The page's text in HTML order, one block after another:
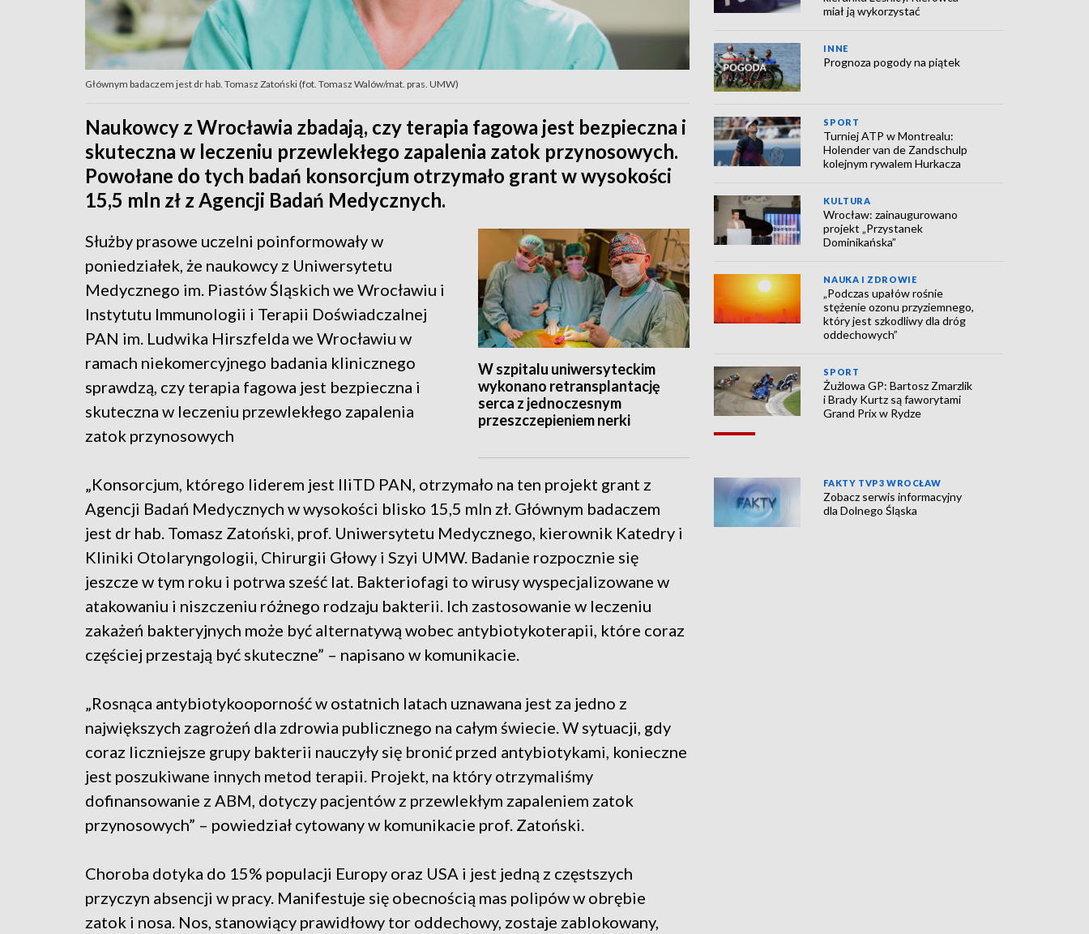
Głównym badaczem jest dr hab. Tomasz Zatoński (fot. Tomasz Walów/mat. pras. UMW)
Naukowcy z Wrocławia zbadają, czy terapia fagowa jest bezpieczna i
skuteczna w leczeniu przewlekłego zapalenia zatok przynosowych.
Powołane do tych badań konsorcjum otrzymało grant w wysokości
15,5 mln zł z Agencji Badań Medycznych.
W szpitalu uniwersyteckim
wykonano retransplantację
serca z jednoczesnym
przeszczepieniem nerki
Służby prasowe uczelni poinformowały w
poniedziałek, że naukowcy z Uniwersytetu
Medycznego im. Piastów Śląskich we Wrocławiu i
Instytutu Immunologii i Terapii Doświadczalnej
PAN im. Ludwika Hirszfelda we Wrocławiu w
ramach niekomercyjnego badania klinicznego
sprawdzą, czy terapia fagowa jest bezpieczna i
skuteczna w leczeniu przewlekłego zapalenia
zatok przynosowych
„Konsorcjum, którego liderem jest IIiTD PAN, otrzymało na ten projekt grant z
Agencji Badań Medycznych w wysokości blisko 15,5 mln zł. Głównym badaczem
jest dr hab. Tomasz Zatoński, prof. Uniwersytetu Medycznego, kierownik Katedry i
Kliniki Otolaryngologii, Chirurgii Głowy i Szyi UMW. Badanie rozpocznie się
jeszcze w tym roku i potrwa sześć lat. Bakteriofagi to wirusy wyspecjalizowane w
atakowaniu i niszczeniu różnego rodzaju bakterii. Ich zastosowanie w leczeniu
zakażeń bakteryjnych może być alternatywą wobec antybiotykoterapii, które coraz
częściej przestają być skuteczne” – napisano w komunikacie.
„Rosnąca antybiotykooporność w ostatnich latach uznawana jest za jedno z
największych zagrożeń dla zdrowia publicznego na całym świecie. W sytuacji, gdy
coraz liczniejsze grupy bakterii nauczyły się bronić przed antybiotykami, konieczne
jest poszukiwane innych metod terapii. Projekt, na który otrzymaliśmy
dofinansowanie z ABM, dotyczy pacjentów z przewlekłym zapaleniem zatok
przynosowych” – powiedział cytowany w komunikacie prof. Zatoński.
Choroba dotyka do 15% populacji Europy oraz USA i jest jedną z częstszych
przyczyn absencji w pracy. Manifestuje się obecnością mas polipów w obrębie
zatok i nosa. Nos, stanowiący prawidłowy tor oddechowy, zostaje zablokowany,
miał ją wykorzystać
INNE
Prognoza pogody na piątek
SPORT
Turniej ATP w Montrealu:
Holender van de Zandschulp
kolejnym rywalem Hurkacza
KULTURA
Wrocław: zainaugurowano
projekt „Przystanek
Dominikańska”
NAUKA I ZDROWIE
„Podczas upałów rośnie
stężenie ozonu przyziemnego,
który jest szkodliwy dla dróg
oddechowych”
SPORT
Żużlowa GP: Bartosz Zmarzlik
i Brady Kurtz są faworytami
Grand Prix w Rydze
FAKTY TVP3 WROCŁAW
Zobacz serwis informacyjny
dla Dolnego Śląska